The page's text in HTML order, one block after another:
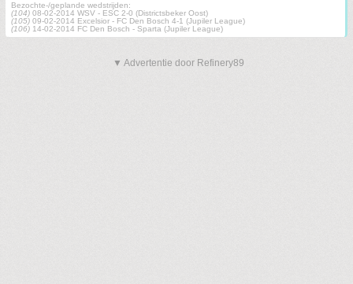
Bezochte-/geplande wedstrijden:
(104) 08-02-2014 WSV - ESC 2-0 (Districtsbeker Oost)
(105) 09-02-2014 Excelsior - FC Den Bosch 4-1 (Jupiler League)
(106) 14-02-2014 FC Den Bosch - Sparta (Jupiler League)
▼ Advertentie door Refinery89